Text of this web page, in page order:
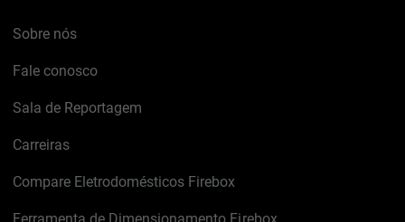
Sobre nós
Fale conosco
Sala de Reportagem
Carreiras
Compare Eletrodomésticos Firebox